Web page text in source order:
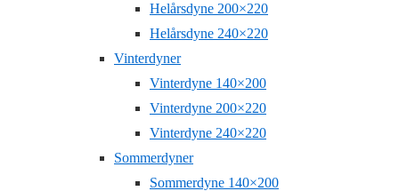
Helårsdyne 200×220
Helårsdyne 240×220
Vinterdyner
Vinterdyne 140×200
Vinterdyne 200×220
Vinterdyne 240×220
Sommerdyner
Sommerdyne 140×200